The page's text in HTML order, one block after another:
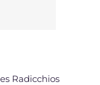
Radicchios